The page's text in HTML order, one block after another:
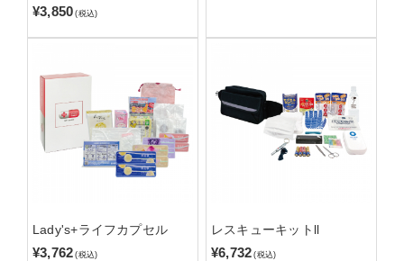
¥3,850 (税込)
Lady's+ライフカプセル
¥3,762 (税込)
レスキューキットll
¥6,732 (税込)